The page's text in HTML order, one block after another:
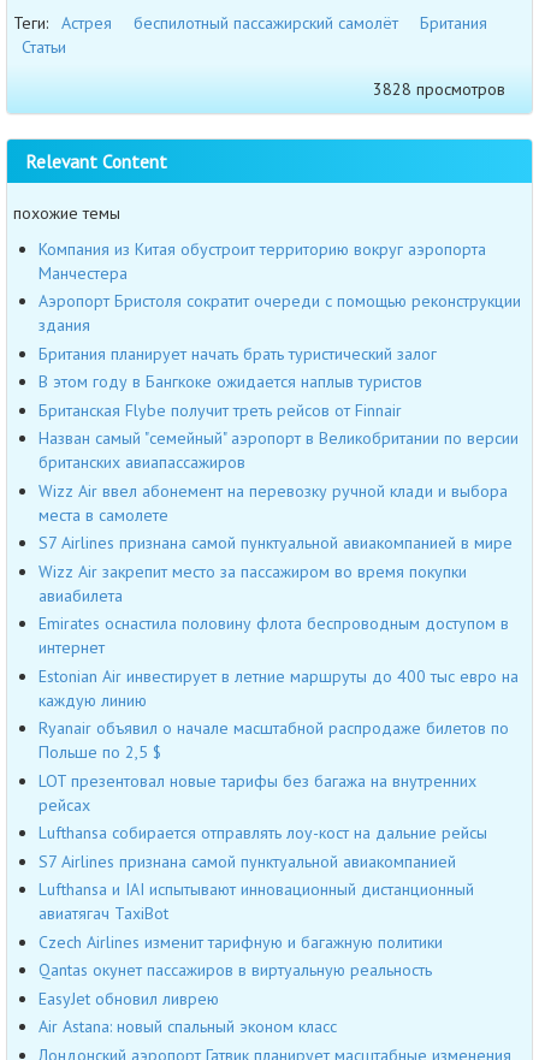
Теги: Астрея беспилотный пассажирский самолёт
Британия
Статьи
3828 просмотров
Relevant Content
похожие темы
Компания из Китая обустроит территорию вокруг аэропорта
Манчестера
Аэропорт Бристоля сократит очереди с помощью реконструкции
здания
Британия планирует начать брать туристический залог
В этом году в Бангкоке ожидается наплыв туристов
Британская Flybe получит треть рейсов от Finnair
Назван самый "семейный" аэропорт в Великобритании по версии
британских авиапассажиров
Wizz Air ввел абонемент на перевозку ручной клади и выбора
места в самолете
S7 Airlines признана самой пунктуальной авиакомпанией в мире
Wizz Air закрепит место за пассажиром во время покупки
авиабилета
Emirates оснастила половину флота беспроводным доступом в
интернет
Estonian Air инвестирует в летние маршруты до 400 тыс евро на
каждую линию
Ryanair объявил о начале масштабной распродаже билетов по
Польше по 2,5 $
LOT презентовал новые тарифы без багажа на внутренних
рейсах
Lufthansa собирается отправлять лоу-кост на дальние рейсы
S7 Airlines признана самой пунктуальной авиакомпанией
Lufthansa и IAI испытывают инновационный дистанционный
авиатягач TaxiBot
Czech Airlines изменит тарифную и багажную политики
Qantas окунет пассажиров в виртуальную реальность
EasyJet обновил ливрею
Air Astana: новый спальный эконом класс
Лондонский аэропорт Гатвик планирует масштабные изменения